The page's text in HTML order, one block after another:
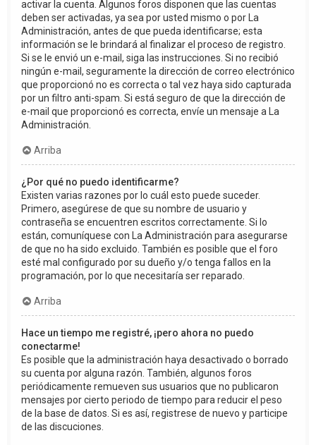
activar la cuenta. Algunos foros disponen que las cuentas
deben ser activadas, ya sea por usted mismo o por La
Administración, antes de que pueda identificarse; esta
información se le brindará al finalizar el proceso de registro.
Si se le envió un e-mail, siga las instrucciones. Si no recibió
ningún e-mail, seguramente la dirección de correo electrónico
que proporcionó no es correcta o tal vez haya sido capturada
por un filtro anti-spam. Si está seguro de que la dirección de
e-mail que proporcionó es correcta, envíe un mensaje a La
Administración.
Arriba
¿Por qué no puedo identificarme?
Existen varias razones por lo cuál esto puede suceder.
Primero, asegúrese de que su nombre de usuario y
contraseña se encuentren escritos correctamente. Si lo
están, comuníquese con La Administración para asegurarse
de que no ha sido excluido. También es posible que el foro
esté mal configurado por su dueño y/o tenga fallos en la
programación, por lo que necesitaría ser reparado.
Arriba
Hace un tiempo me registré, ¡pero ahora no puedo
conectarme!
Es posible que la administración haya desactivado o borrado
su cuenta por alguna razón. También, algunos foros
periódicamente remueven sus usuarios que no publicaron
mensajes por cierto periodo de tiempo para reducir el peso
de la base de datos. Si es así, registrese de nuevo y participe
de las discuciones.